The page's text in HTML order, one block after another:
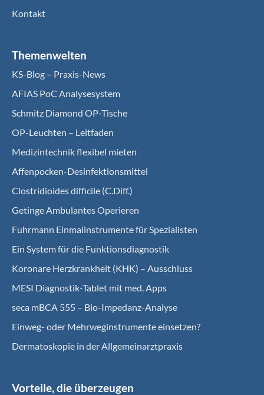
Kontakt
Themenwelten
KS-Blog – Praxis-News
AFIAS PoC Analysesystem
Schmitz Diamond OP-Tische
OP-Leuchten – Leitfaden
Medizintechnik flexibel mieten
Affenpocken-Desinfektionsmittel
Clostridioides difficile (C.Diff.)
Getinge Ambulantes Operieren
Fuhrmann Einmalinstrumente für Spezialisten
Ein System für die Funktionsdiagnostik
Koro­nare Herz­krank­heit (KHK) – Ausschluss
MESI Diagnostik-Tablet mit med. Apps
seca mBCA 555 – Bio-Impedanz-Analyse
Einweg- oder Mehrweginstrumente einsetzen?
Dermatoskopie in der Allgemeinarztpraxis
Vorteile, die überzeugen